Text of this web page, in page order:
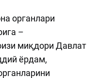
органлари
–
миқдори Давлат
ёрдам,